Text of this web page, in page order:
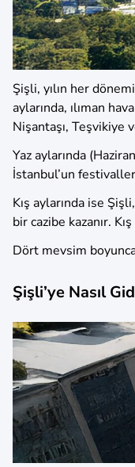
Şişli, yılın her
aylarında, ılıman
Nişantaşı, Teşvikiye
Yaz aylarında
İstanbul’un
Kış aylarında ise
bir cazibe kazanır.
Dört mevsim
Şişli’ye Nasıl